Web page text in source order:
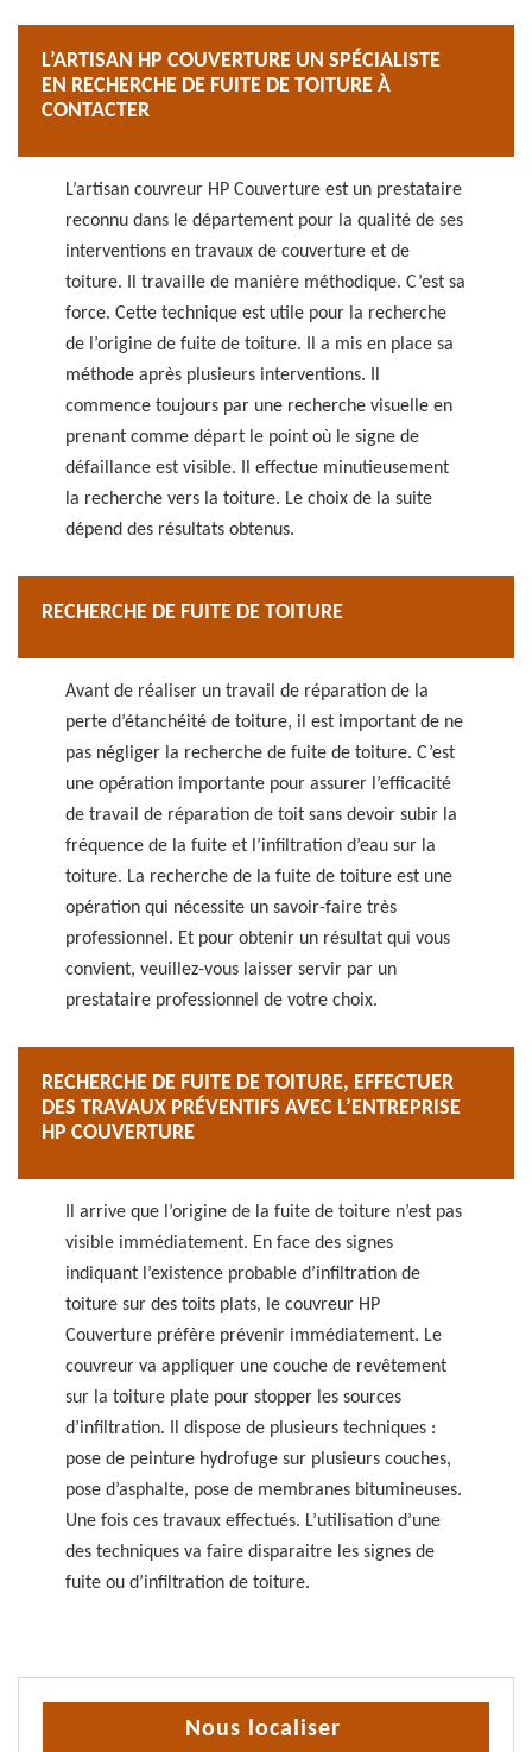
L’ARTISAN HP COUVERTURE UN SPÉCIALISTE
EN RECHERCHE DE FUITE DE TOITURE À
CONTACTER
L’artisan couvreur HP Couverture est un prestataire
reconnu dans le département pour la qualité de ses
interventions en travaux de couverture et de
toiture. Il travaille de manière méthodique. C’est sa
force. Cette technique est utile pour la recherche
de l’origine de fuite de toiture. Il a mis en place sa
méthode après plusieurs interventions. Il
commence toujours par une recherche visuelle en
prenant comme départ le point où le signe de
défaillance est visible. Il effectue minutieusement
la recherche vers la toiture. Le choix de la suite
dépend des résultats obtenus.
RECHERCHE DE FUITE DE TOITURE
Avant de réaliser un travail de réparation de la
perte d’étanchéité de toiture, il est important de ne
pas négliger la recherche de fuite de toiture. C’est
une opération importante pour assurer l’efficacité
de travail de réparation de toit sans devoir subir la
fréquence de la fuite et l’infiltration d’eau sur la
toiture. La recherche de la fuite de toiture est une
opération qui nécessite un savoir-faire très
professionnel. Et pour obtenir un résultat qui vous
convient, veuillez-vous laisser servir par un
prestataire professionnel de votre choix.
RECHERCHE DE FUITE DE TOITURE, EFFECTUER
DES TRAVAUX PRÉVENTIFS AVEC L’ENTREPRISE
HP COUVERTURE
Il arrive que l’origine de la fuite de toiture n’est pas
visible immédiatement. En face des signes
indiquant l’existence probable d’infiltration de
toiture sur des toits plats, le couvreur HP
Couverture préfère prévenir immédiatement. Le
couvreur va appliquer une couche de revêtement
sur la toiture plate pour stopper les sources
d’infiltration. Il dispose de plusieurs techniques :
pose de peinture hydrofuge sur plusieurs couches,
pose d’asphalte, pose de membranes bitumineuses.
Une fois ces travaux effectués. L’utilisation d’une
des techniques va faire disparaitre les signes de
fuite ou d’infiltration de toiture.
Nous localiser